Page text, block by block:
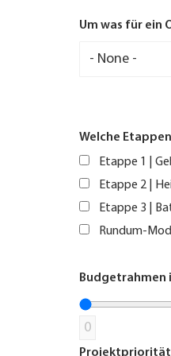
Um was für ein
Welche
Etappe 1 |
Etappe 2 |
Etappe 3 |
Rundum-
Budgetrahmen
0
Projektpriorität